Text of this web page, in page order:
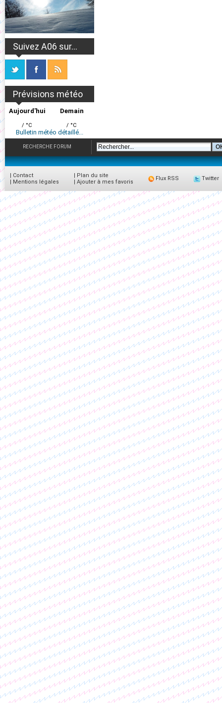
Suivez A06 sur...
Prévisions météo
Aujourd'hui
/ °C
Demain
/ °C
Bulletin météo détaillé...
RECHERCHE FORUM
| Contact
| Mentions légales
| Plan du site
| Ajouter à mes favoris
Flux RSS Twitter